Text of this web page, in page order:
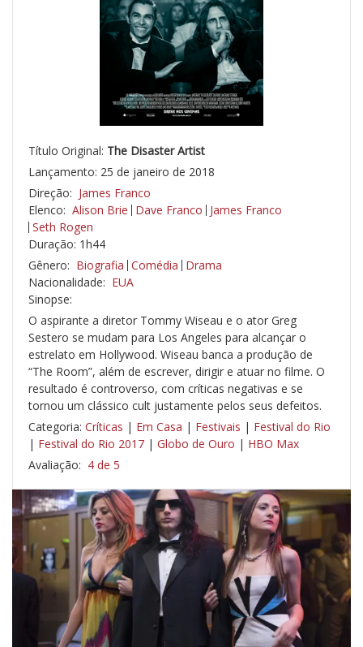
Título Original: The Disaster Artist
Lançamento: 25 de janeiro de 2018
Direção: James Franco
Elenco: Alison Brie Dave Franco James Franco
Seth Rogen
Duração: 1h44
Gênero: Biografia Comédia Drama
Nacionalidade: EUA
Sinopse:
O aspirante a diretor Tommy Wiseau e o ator Greg
Sestero se mudam para Los Angeles para alcançar o
estrelato em Hollywood. Wiseau banca a produção de
“The Room”, além de escrever, dirigir e atuar no filme. O
resultado é controverso, com críticas negativas e se
tornou um clássico cult justamente pelos seus defeitos.
Categoria: Críticas | Em Casa | Festivais | Festival do Rio
| Festival do Rio 2017 | Globo de Ouro | HBO Max
Avaliação: 4 de 5